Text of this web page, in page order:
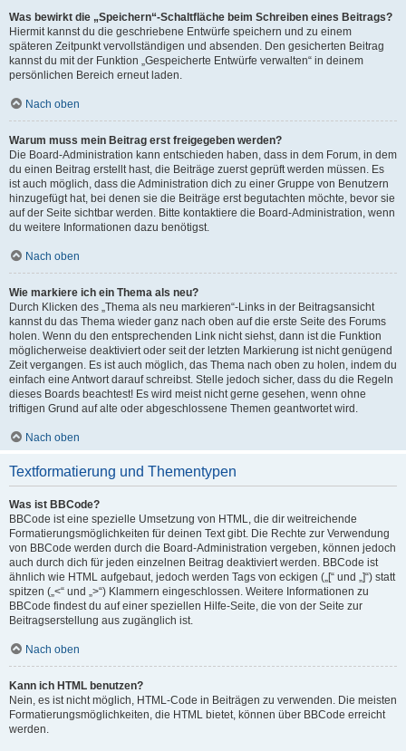
Was bewirkt die „Speichern“-Schaltfläche beim Schreiben eines Beitrags?
Hiermit kannst du die geschriebene Entwürfe speichern und zu einem
späteren Zeitpunkt vervollständigen und absenden. Den gesicherten Beitrag
kannst du mit der Funktion „Gespeicherte Entwürfe verwalten“ in deinem
persönlichen Bereich erneut laden.
Nach oben
Warum muss mein Beitrag erst freigegeben werden?
Die Board-Administration kann entschieden haben, dass in dem Forum, in dem
du einen Beitrag erstellt hast, die Beiträge zuerst geprüft werden müssen. Es
ist auch möglich, dass die Administration dich zu einer Gruppe von Benutzern
hinzugefügt hat, bei denen sie die Beiträge erst begutachten möchte, bevor sie
auf der Seite sichtbar werden. Bitte kontaktiere die Board-Administration, wenn
du weitere Informationen dazu benötigst.
Nach oben
Wie markiere ich ein Thema als neu?
Durch Klicken des „Thema als neu markieren“-Links in der Beitragsansicht
kannst du das Thema wieder ganz nach oben auf die erste Seite des Forums
holen. Wenn du den entsprechenden Link nicht siehst, dann ist die Funktion
möglicherweise deaktiviert oder seit der letzten Markierung ist nicht genügend
Zeit vergangen. Es ist auch möglich, das Thema nach oben zu holen, indem du
einfach eine Antwort darauf schreibst. Stelle jedoch sicher, dass du die Regeln
dieses Boards beachtest! Es wird meist nicht gerne gesehen, wenn ohne
triftigen Grund auf alte oder abgeschlossene Themen geantwortet wird.
Nach oben
Textformatierung und Thementypen
Was ist BBCode?
BBCode ist eine spezielle Umsetzung von HTML, die dir weitreichende
Formatierungsmöglichkeiten für deinen Text gibt. Die Rechte zur Verwendung
von BBCode werden durch die Board-Administration vergeben, können jedoch
auch durch dich für jeden einzelnen Beitrag deaktiviert werden. BBCode ist
ähnlich wie HTML aufgebaut, jedoch werden Tags von eckigen („[“ und „]“) statt
spitzen („<“ und „>“) Klammern eingeschlossen. Weitere Informationen zu
BBCode findest du auf einer speziellen Hilfe-Seite, die von der Seite zur
Beitragserstellung aus zugänglich ist.
Nach oben
Kann ich HTML benutzen?
Nein, es ist nicht möglich, HTML-Code in Beiträgen zu verwenden. Die meisten
Formatierungsmöglichkeiten, die HTML bietet, können über BBCode erreicht
werden.